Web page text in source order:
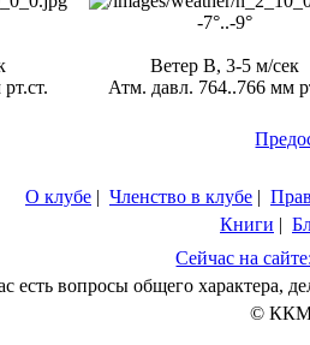
-7°..-9°
Ветер В, 3-5 м/сек
Атм. давл. 764..766 мм
О клубе | Членство в клубе |
Книги |
Сейчас на
есть вопросы общего характера,
© ККМ